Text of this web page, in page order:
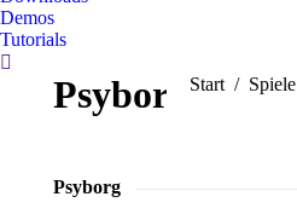
window
in
new
Demos
Tutorials
Search:
Psyborg Sie befinden
Start
Psyborg